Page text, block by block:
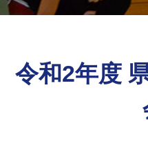
令和2年度